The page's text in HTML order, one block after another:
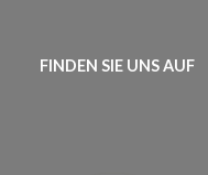
FINDEN SIE UNS AUF